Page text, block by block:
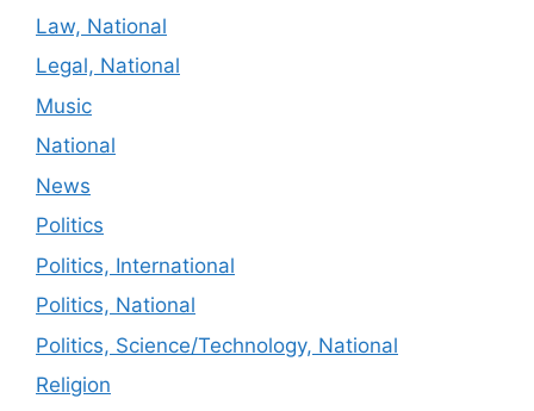
Law, National
Legal, National
Music
National
News
Politics
Politics, International
Politics, National
Politics, Science/Technology, National
Religion